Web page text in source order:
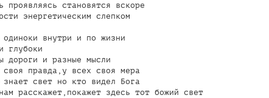
проявляясь становятся вскоре
энергетическим слепком
внутри и по жизни
глубоки
дороги и разные мысли
правда,у всех своя мера
свет но кто видел Бога
расскажет,покажет здесь тот божий свет